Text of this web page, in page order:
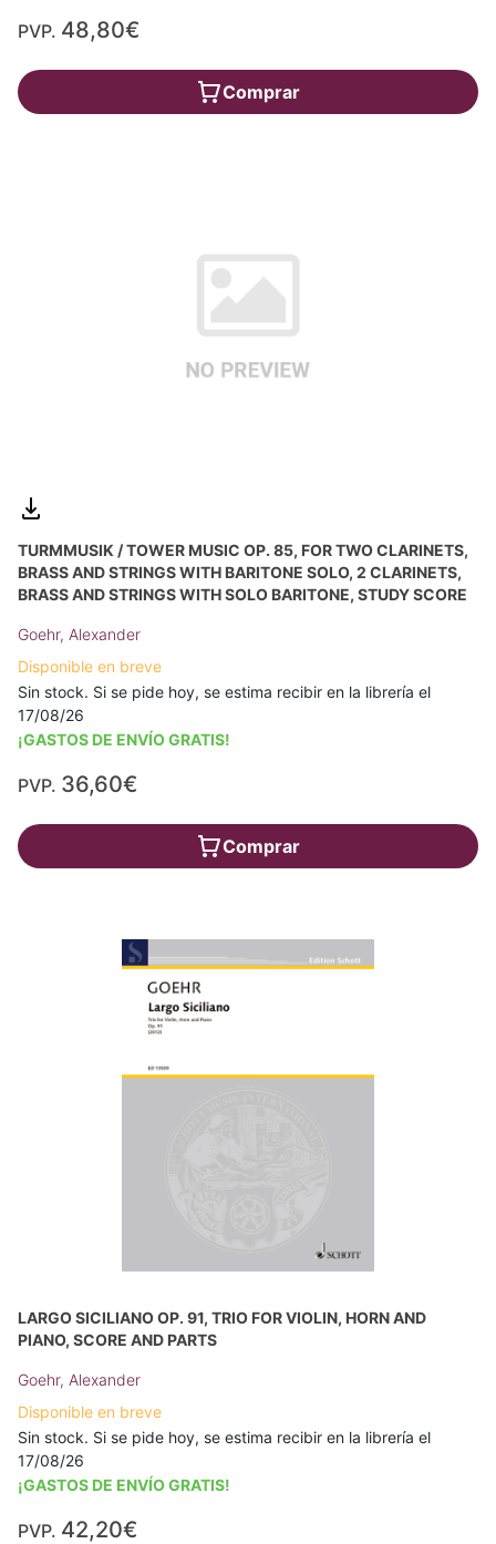
PVP. 48,80€
Comprar
TURMMUSIK / TOWER MUSIC OP. 85, FOR TWO CLARINETS,
BRASS AND STRINGS WITH BARITONE SOLO, 2 CLARINETS,
BRASS AND STRINGS WITH SOLO BARITONE, STUDY SCORE
Goehr, Alexander
Disponible en breve
Sin stock. Si se pide hoy, se estima recibir en la librería el
17/08/26
¡GASTOS DE ENVÍO GRATIS!
PVP. 36,60€
Comprar
LARGO SICILIANO OP. 91, TRIO FOR VIOLIN, HORN AND
PIANO, SCORE AND PARTS
Goehr, Alexander
Disponible en breve
Sin stock. Si se pide hoy, se estima recibir en la librería el
17/08/26
¡GASTOS DE ENVÍO GRATIS!
PVP. 42,20€